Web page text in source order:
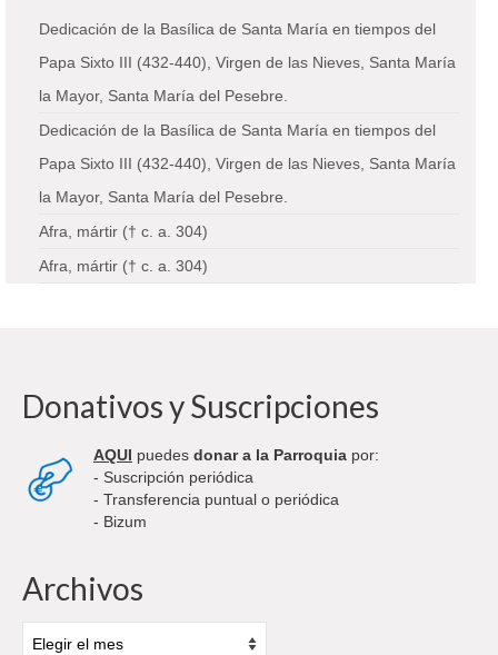
Dedicación de la Basílica de Santa María en tiempos del
Papa Sixto III (432-440), Virgen de las Nieves, Santa María
la Mayor, Santa María del Pesebre.
Dedicación de la Basílica de Santa María en tiempos del
Papa Sixto III (432-440), Virgen de las Nieves, Santa María
la Mayor, Santa María del Pesebre.
Afra, mártir († c. a. 304)
Afra, mártir († c. a. 304)
Donativos y Suscripciones
AQUI puedes donar a la Parroquia por:
- Suscripción periódica
- Transferencia puntual o periódica
- Bizum
Archivos